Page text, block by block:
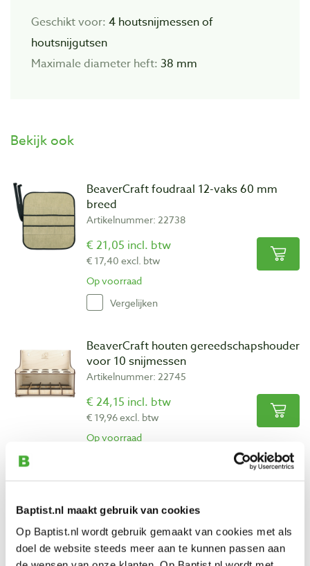
Baptist.nl maakt gebruik van cookies
Op Baptist.nl wordt gebruik gemaakt van cookies met als
doel de website steeds meer aan te kunnen passen aan
Geschikt voor: 4 houtsnijmessen of
houtsnijgutsen
Maximale diameter heft: 38 mm
Bekijk ook
BeaverCraft foudraal 12-vaks 60 mm
breed
Artikelnummer: 22738
€ 21,05 incl. btw
€ 17,40 excl. btw
Op voorraad
Vergelijken
BeaverCraft houten gereedschapshouder
voor 10 snijmessen
Artikelnummer: 22745
€ 24,15 incl. btw
€ 19,96 excl. btw
Op voorraad
Narex lederen foudraal 5-vaks
Artikelnummer: 31909
€ 25,80 incl. btw
€ 21,32 excl. btw